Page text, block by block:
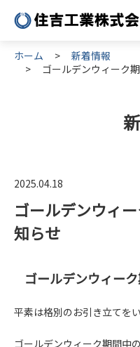
ホーム
新着情報
ゴールデンウィーク
2025.04.18
ゴールデンウィ
知らせ
ゴールデンウィー
平素は格別のお引き立てを
ゴールデンウィーク期間中